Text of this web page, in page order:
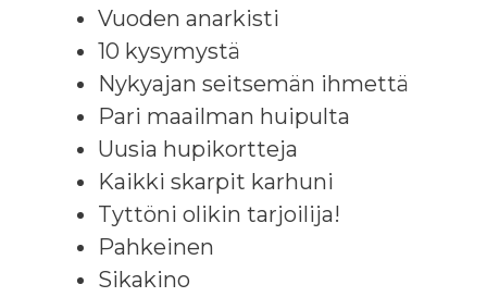
Vuoden anarkisti
10 kysymystä
Nykyajan seitsemän ihmettä
Pari maailman huipulta
Uusia hupikortteja
Kaikki skarpit karhuni
Tyttöni olikin tarjoilija!
Pahkeinen
Sikakino